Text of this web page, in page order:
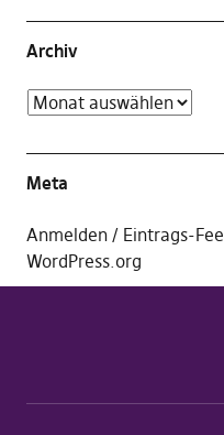
Archiv
Meta
Anmelden Eintrags-
WordPress.org